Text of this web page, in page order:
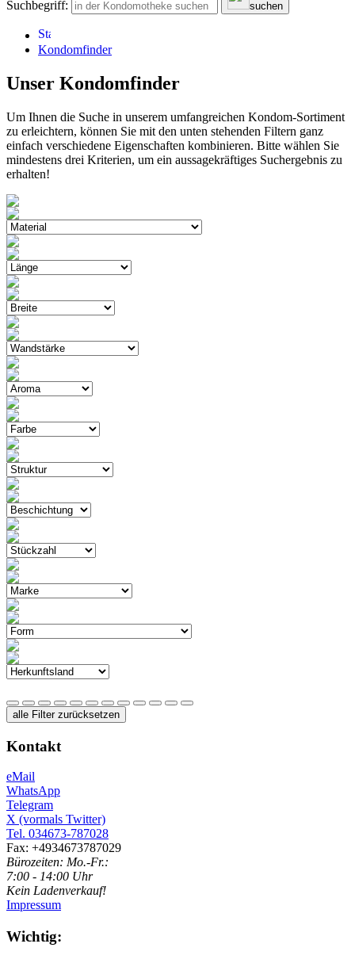
Suchbegriff: suchen
Kondomfinder
Unser Kondomfinder
Um Ihnen die Suche in unserem umfangreichen Kondom-Sortiment
zu erleichtern, können Sie mit den unten stehenden Filtern ganz
einfach verschiedene Eigenschaften kombinieren. Bitte wählen Sie
mindestens drei Kriterien, um ein aussagekräftiges Suchergebnis zu
erhalten!
alle Filter zurücksetzen
Kontakt
eMail
WhatsApp
Telegram
X (vormals Twitter)
Tel. 034673-787028
Fax: +4934673787029
Bürozeiten: Mo.-Fr.:
7:00 - 14:00 Uhr
Kein Ladenverkauf!
Impressum
Wichtig: